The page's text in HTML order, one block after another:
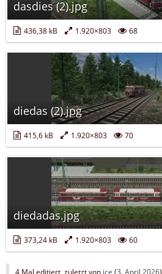
dasdies (2).jpg
436,38 kB 1.920×803 68
diedas (2).jpg
415,6 kB 1.920×803 70
diedadas.jpg
373,24 kB 1.920×803 60
4 Mal editiert, zuletzt von ice (3. April 2026)